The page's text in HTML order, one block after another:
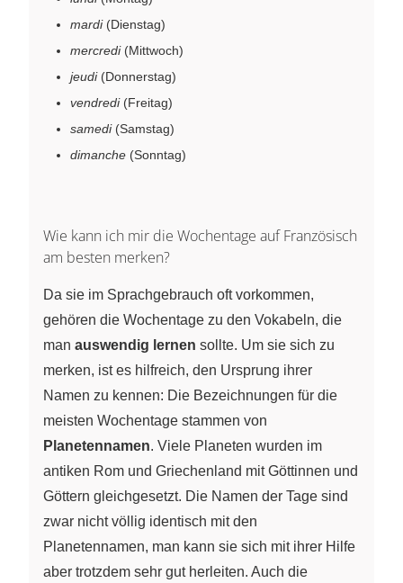
mardi(Dienstag)
mercredi(Mittwoch)
jeudi(Donnerstag)
vendredi(Freitag)
samedi(Samstag)
dimanche (Sonntag)
Wie kann ich mir die Wochentage auf Französisch
am besten merken?
Da sie im Sprachgebrauch oft vorkommen,
gehören die Wochentage zu den Vokabeln, die
man auswendig lernen sollte. Um sie sich zu
merken, ist es hilfreich, den Ursprung ihrer
Namen zu kennen: Die Bezeichnungen für die
meisten Wochentage stammen von
Planetennamen. Viele Planeten wurden im
antiken Rom und Griechenland mit Göttinnen und
Göttern gleichgesetzt. Die Namen der Tage sind
zwar nicht völlig identisch mit den
Planetennamen, man kann sie sich mit ihrer Hilfe
aber trotzdem sehr gut herleiten. Auch die